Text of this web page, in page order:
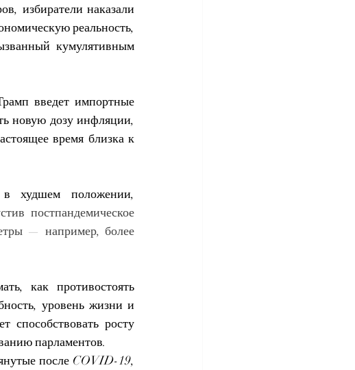
избиратели наказали
реальность,
кумулятивным
введет импортные
новую дозу инфляции,
время близка к
постпандемическое
— например, более
как противостоять
уровень жизни и
способствовать росту
парламентов.
после COVID-19,